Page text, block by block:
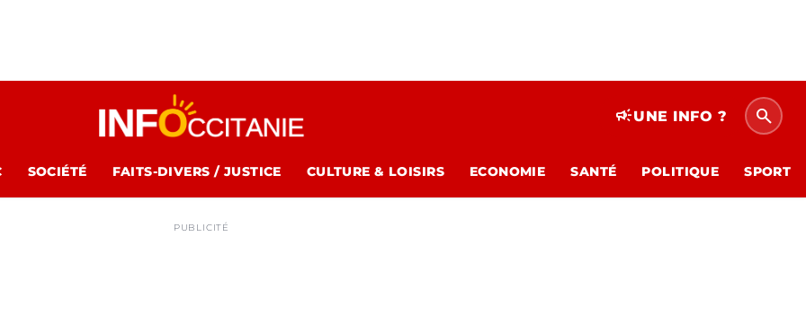
campaignUNE INFO ? search
SOCIÉTÉ FAITS-DIVERS / JUSTICE CULTURE & LOISIRS ECONOMIE SANTÉ POLITIQUE SPORT
PUBLICITÉ